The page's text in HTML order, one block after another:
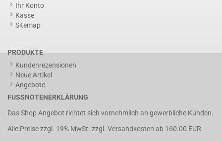
Ihr Konto
Kasse
Sitemap
PRODUKTE
Kundenrezensionen
Neue Artikel
Angebote
FUSSNOTENERKLÄRUNG
Das Shop Angebot richtet sich vornehmlich an gewerbliche Kunden.
Alle Preise zzgl. 19% MwSt. zzgl. Versandkosten ab 160.00 EUR